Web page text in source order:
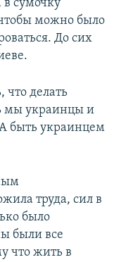
сумочку
можно было
До сих
делать
мы украинцы и
быть украинцем
труда, сил в
было
были все
что жить в